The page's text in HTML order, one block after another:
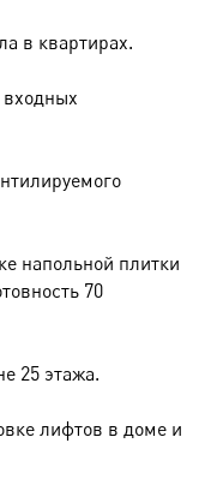
в квартирах.
напольной плитки
70
25 этажа.
лифтов в доме и